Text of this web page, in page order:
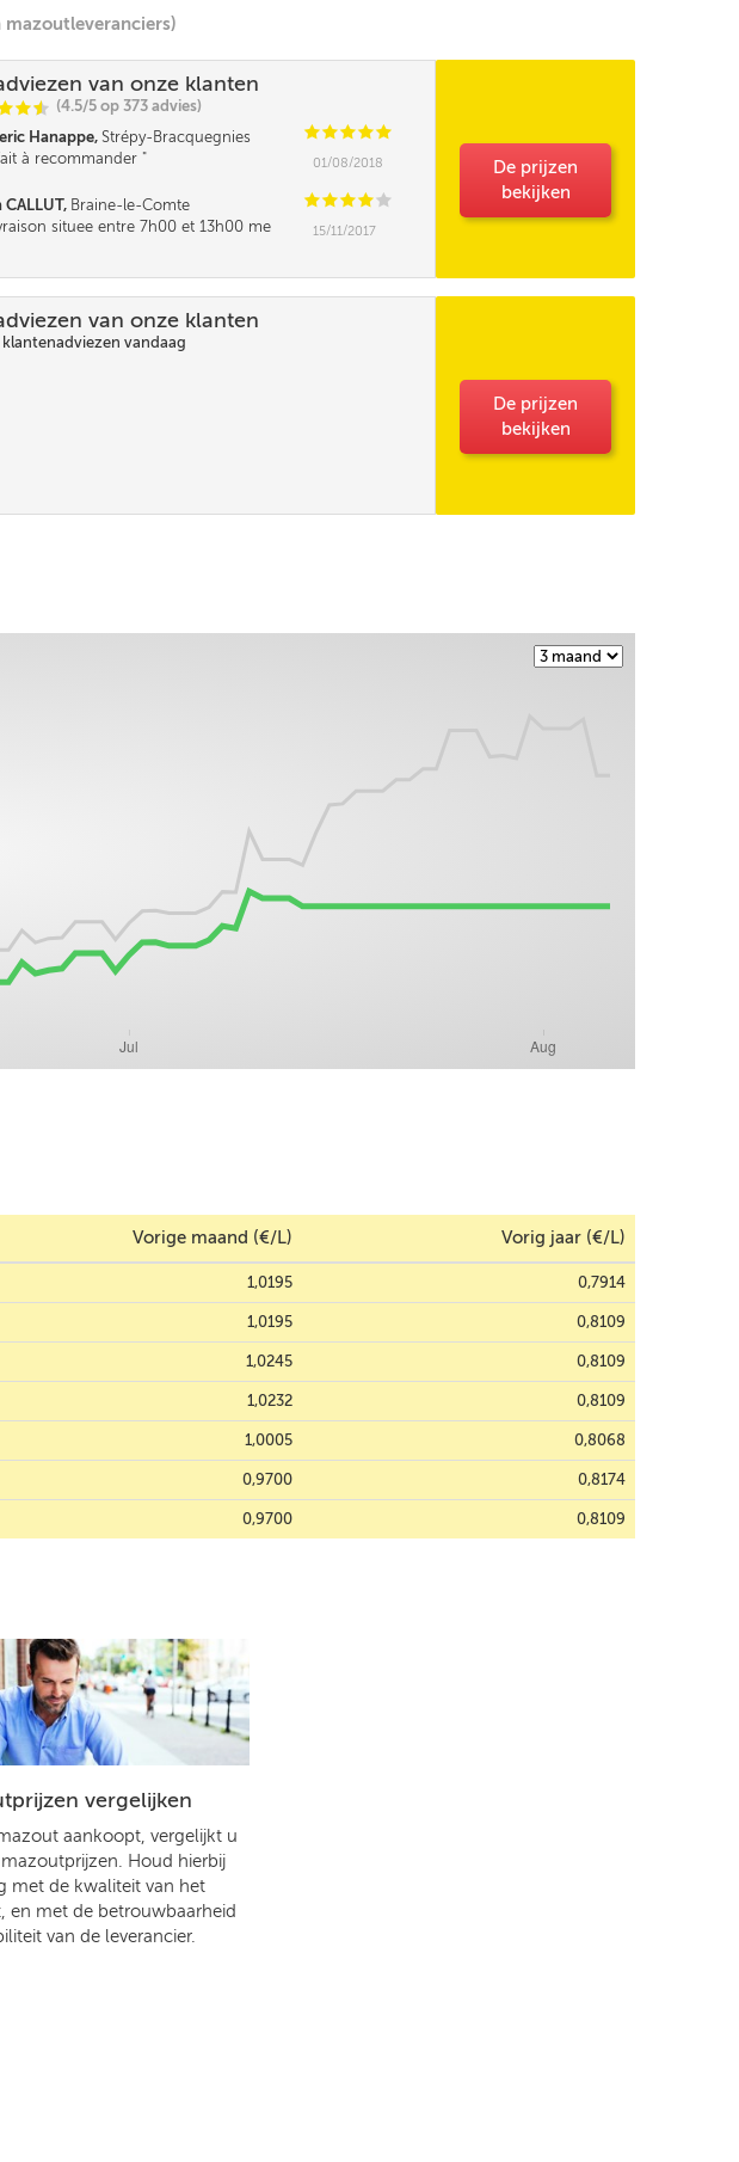
mazoutleveranciers)
van onze klanten
Ci
@ (4.5/5 op 373 advies)
Hanappe,Strépy-Bracquegnies CCCCC
à recommander
01/08/2018
CALLUT, Braine-le-Comte CCCC C
situee entre 7h00 et 13h00 me
15/11/2017
De prijzen
bekijken
van onze klanten
klantenadviezen vandaag
De prijzen
bekijken
Vorige maand (€/L) Vorig jaar (€/L)
1,0195 0,7914
1,0195 0,8109
1,0245 0,8109
1,0232 0,8109
1,0005 0,8068
0,9700 0,8174
0,9700 0,8109
vergelijken
aankoopt, vergelijkt u
Houd hierbij
met de kwaliteit van het
en met de betrouwbaarheid
van de leverancier.